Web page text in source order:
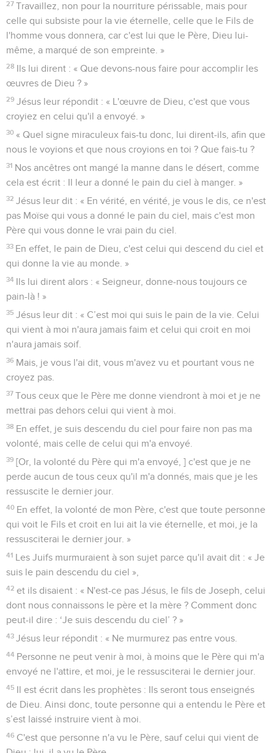
27 Travaillez, non pour la nourriture périssable, mais pour
celle qui subsiste pour la vie éternelle, celle que le Fils de
l'homme vous donnera, car c'est lui que le Père, Dieu lui-
même, a marqué de son empreinte. »
28 Ils lui dirent : « Que devons-nous faire pour accomplir les
œuvres de Dieu ? »
29 Jésus leur répondit : « L'œuvre de Dieu, c'est que vous
croyiez en celui qu'il a envoyé. »
30 « Quel signe miraculeux fais-tu donc, lui dirent-ils, afin que
nous le voyions et que nous croyions en toi ? Que fais-tu ?
31 Nos ancêtres ont mangé la manne dans le désert, comme
cela est écrit : Il leur a donné le pain du ciel à manger. »
32 Jésus leur dit : « En vérité, en vérité, je vous le dis, ce n'est
pas Moïse qui vous a donné le pain du ciel, mais c'est mon
Père qui vous donne le vrai pain du ciel.
33 En effet, le pain de Dieu, c'est celui qui descend du ciel et
qui donne la vie au monde. »
34 Ils lui dirent alors : « Seigneur, donne-nous toujours ce
pain-là ! »
35 Jésus leur dit : « C’est moi qui suis le pain de la vie. Celui
qui vient à moi n'aura jamais faim et celui qui croit en moi
n'aura jamais soif.
36 Mais, je vous l'ai dit, vous m'avez vu et pourtant vous ne
croyez pas.
37 Tous ceux que le Père me donne viendront à moi et je ne
mettrai pas dehors celui qui vient à moi.
38 En effet, je suis descendu du ciel pour faire non pas ma
volonté, mais celle de celui qui m'a envoyé.
39 [Or, la volonté du Père qui m'a envoyé, ] c'est que je ne
perde aucun de tous ceux qu'il m'a donnés, mais que je les
ressuscite le dernier jour.
40 En effet, la volonté de mon Père, c'est que toute personne
qui voit le Fils et croit en lui ait la vie éternelle, et moi, je la
ressusciterai le dernier jour. »
41 Les Juifs murmuraient à son sujet parce qu'il avait dit : « Je
suis le pain descendu du ciel »,
42 et ils disaient : « N'est-ce pas Jésus, le fils de Joseph, celui
dont nous connaissons le père et la mère ? Comment donc
peut-il dire : ‘Je suis descendu du ciel’ ? »
43 Jésus leur répondit : « Ne murmurez pas entre vous.
44 Personne ne peut venir à moi, à moins que le Père qui m'a
envoyé ne l'attire, et moi, je le ressusciterai le dernier jour.
45 Il est écrit dans les prophètes : Ils seront tous enseignés
de Dieu. Ainsi donc, toute personne qui a entendu le Père et
s’est laissé instruire vient à moi.
46 C'est que personne n'a vu le Père, sauf celui qui vient de